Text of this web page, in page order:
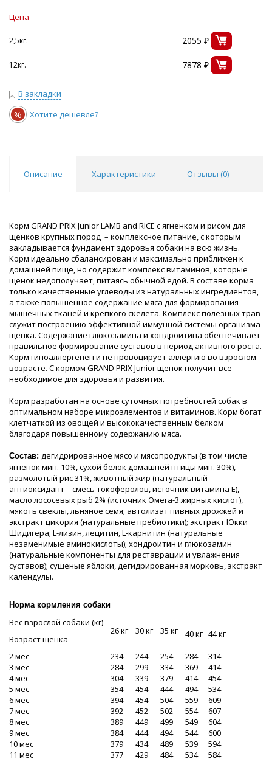
Цена
2,5кг. 2055 ₽
12кг. 7878 ₽
В закладки
% Хотите дешевле?
Описание Характеристики Отзывы (0)
Корм GRAND PRIX Junior LAMB and RICE с ягненком и рисом для
щенков крупных пород – комплексное питание, с которым
закладывается фундамент здоровья собаки на всю жизнь.
Корм идеально сбалансирован и максимально приближен к
домашней пище, но содержит комплекс витаминов, которые
щенок недополучает, питаясь обычной едой. В составе корма
только качественные углеводы из натуральных ингредиентов,
а также повышенное содержание мяса для формирования
мышечных тканей и крепкого скелета. Комплекс полезных трав
служит построению эффективной иммунной системы организма
щенка. Содержание глюкозамина и хондроитина обеспечивает
правильное формирование суставов в период активного роста.
Корм гипоаллергенен и не провоцирует аллергию во взрослом
возрасте. С кормом GRAND PRIX Junior щенок получит все
необходимое для здоровья и развития.
Корм разработан на основе суточных потребностей собак в
оптимальном наборе микроэлементов и витаминов. Корм богат
клетчаткой из овощей и высококачественным белком
благодаря повышенному содержанию мяса.
Состав: дегидрированное мясо и мясопродукты (в том числе
ягненок мин. 10%, сухой белок домашней птицы мин. 30%),
размолотый рис 31%, животный жир (натуральный
антиоксидант – смесь токоферолов, источник витамина Е),
масло лососевых рыб 2% (источник Омега-3 жирных кислот),
мякоть свеклы, льняное семя; автолизат пивных дрожжей и
экстракт цикория (натуральные пребиотики); экстракт Юкки
Шидигера; L-лизин, лецитин, L-карнитин (натуральные
незаменимые аминокислоты); хондроитин и глюкозамин
(натуральные компоненты для реставрации и увлажнения
суставов); сушеные яблоки, дегидрированная морковь, экстракт
календулы.
Норма кормления собаки
Вес взрослой собаки (кг)
Возраст щенка
26 кг 30 кг 35 кг 40 кг 44 кг
2 мес 234 244 254 284
314
3 мес
284 299 334 369
414
4 мес
304 339 379 414
454
5 мес
354 454 444 494
534
6 мес
394 454 504 559
609
7 мес
392 452 502 554
607
8 мес
389 449 499 549
604
9 мес
384 444 494 544
600
10 мес
379 434 489 539
594
11 мес
377 429 484 534
584